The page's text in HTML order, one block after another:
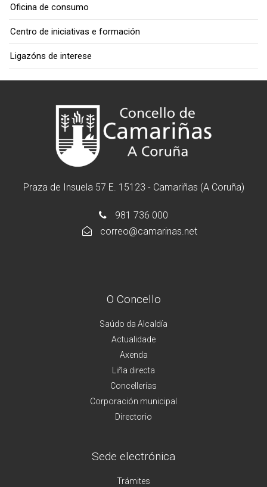
Oficina de consumo
Centro de iniciativas e formación
Ligazóns de interese
Praza de Insuela 57 E. 15123 - Camariñas (A Coruña)
981 736 000
correo@camarinas.net
O Concello
Saúdo da Alcaldía
Actualidade
Axenda
Liña directa
Concellerías
Corporación municipal
Directorio
Sede electrónica
Trámites